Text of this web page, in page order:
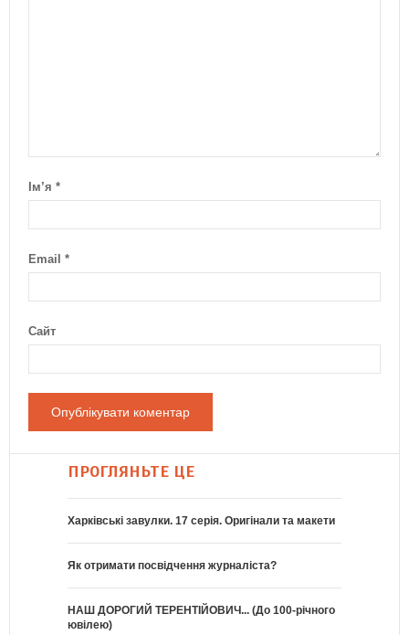
Ім’я *
Email *
Сайт
ПРОГЛЯНЬТЕ ЦЕ
Харківські завулки. 17 серія. Оригінали та макети
Як отримати посвідчення журналіста?
НАШ ДОРОГИЙ ТЕРЕНТІЙОВИЧ... (До 100-річного
ювілею)